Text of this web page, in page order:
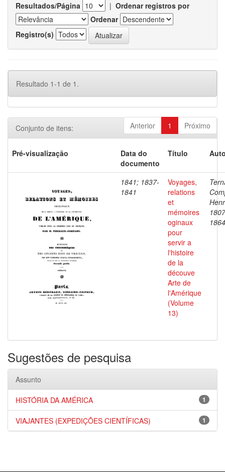
Resultados/Página | Ordenar registros por
Ordenar
Registro(s)
Resultado 1-1 de 1.
Anterior 1 Próximo
Conjunto de itens:
Pré-visualização
Data do
documento
Título
1841; 1837-
1841
Voyages,
relations
et
mémoires
oginaux
pour
servir a
l'histoire
de la
découve
Arte de
l'Amérique
(Volume
13)
1864
Sugestões de pesquisa
Assunto
1
HISTÓRIA DA AMÉRICA
1
VIAJANTES (EXPEDIÇÕES CIENTÍFICAS)